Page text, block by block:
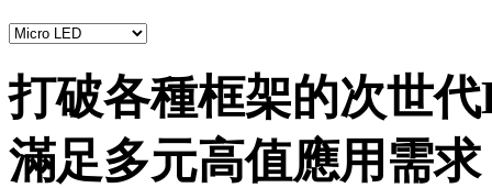
打破各種框架的次世
滿足多元高值應用需求